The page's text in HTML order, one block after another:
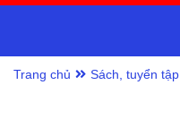
Trang chủ Sách, tuyển tập